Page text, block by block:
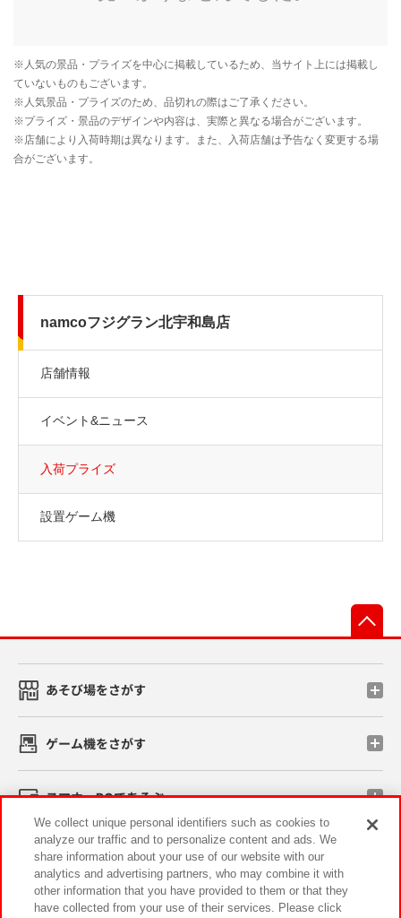
namcoフジグラン北宇和島店
店舗情報
イベント&ニュース
入荷プライズ
設置ゲーム機
あそび場をさがす
ゲーム機をさがす
スマホ・PCであそぶ
イベント・キャンペーン
We collect unique personal identifiers such as cookies to
analyze our traffic and to personalize content and ads. We
share information about your use of our website with our
analytics and advertising partners, who may combine it with
other information that you have provided to them or that they
have collected from your use of their services. Please click